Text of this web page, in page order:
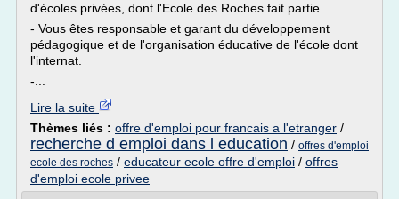
d'écoles privées, dont l'Ecole des Roches fait partie.
- Vous êtes responsable et garant du développement
pédagogique et de l'organisation éducative de l'école dont
l'internat.
-...
Lire la suite
Thèmes liés : offre d'emploi pour francais a l'etranger /
recherche d emploi dans l education / offres d'emploi
ecole des roches / educateur ecole offre d'emploi / offres
d'emploi ecole privee